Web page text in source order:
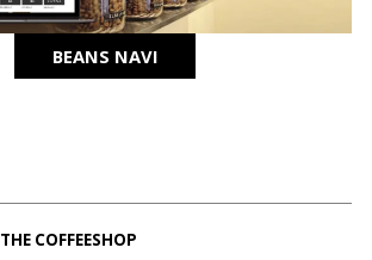
BEANS NAVI
THE COFFEESHOP